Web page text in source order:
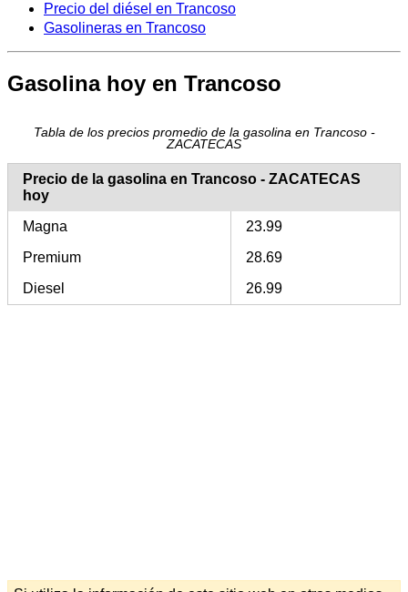
Precio del diésel en Trancoso
Gasolineras en Trancoso
Gasolina hoy en Trancoso
Tabla de los precios promedio de la gasolina en Trancoso -
ZACATECAS
Precio de la gasolina en Trancoso - ZACATECAS
hoy
Magna
23.99
Premium
28.69
Diesel
26.99